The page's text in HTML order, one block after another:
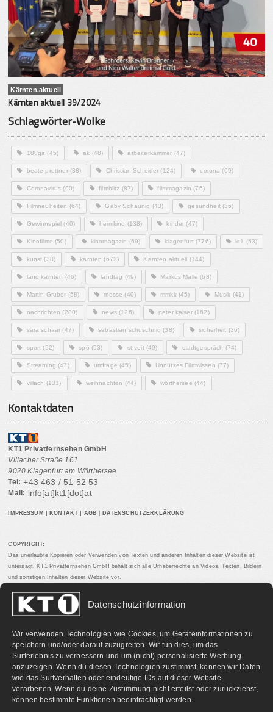
Datenschutzinformation
Wir verwenden Technologien wie Cookies, um Geräteinformationen zu
speichern und/oder darauf zuzugreifen. Wir tun dies, um das
Surferlebnis zu verbessern und um (nicht) personalisierte Werbung
anzuzeigen. Wenn du diesen Technologien zustimmst, können wir Daten
wie das Surfverhalten oder eindeutige IDs auf dieser Website
verarbeiten. Wenn du deine Zustimmung nicht erteilst oder zurückziehst,
können bestimmte Funktionen beeinträchtigt werden.
Kärnten.aktuell
Kärnten aktuell 39/2024
Schlagwörter-Wolke
180ga (45) ak (48) arbeiterkammer (47)
beate prettner(38) Christian Scheider (124) corona (69)
Coronavirus (90) filmblitz (87) filmmagazin (76)
Filmneuheiten (64) Gaby Schaunig (43) gesundheit(36)
Gewinnspiel (40) heimkino (138) kinder (47)
Kinofilme (50) kinomagazin (69) klagenfurt(776) kt1 (53)
kunst (38) kärnten (672) Kärnten aktuell (144)
land kärnten (46) landtag (49) Markus Malle (68)
Martin Gruber (58) messe (40) mmkk(45) Musik (41)
nachrichten (280) news(126) peter kaiser(162)
sara schaar (47) sebastian schuschnig (38) sicherheit (36)
sport (52) spö (53) st.veit(49) stadtgespräch (74)
Streaming (47) umfrage (45) Unnützes Filmwissen (77)
villach (131) weihnachten (44) wörthersee (44)
Kontaktdaten
KT1 Privatfernsehen GmbH
Villacher Straße 161
9020 Klagenfurt am Wörthersee
Tel: +43 463 / 51 52 53
Mail: info[at]kt1[dot]at
IMPRESSUM KONTAKT AGB DATENSCHUTZERKLÄRUNG
COPYRIGHT:
Das unerlaubte Kopieren oder Verwenden von Texten und anderen Inhalten dieser Website ist
untersagt. KT1 Privatfernsehen GmbH behält sich alle Urheberrechte an Videos, Texten, Bildern
und sonstigen Inhalten dieser Website vor.
PARTNERLINKS: